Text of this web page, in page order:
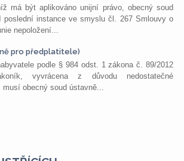
má být aplikováno unijní právo, obecný soud
poslední instance ve smyslu čl. 267 Smlouvy o
nepoložení...
pro předplatitele)
podle § 984 odst. 1 zákona č. 89/2012
vyvrácena z důvodu nedostatečné
obecný soud ústavně...